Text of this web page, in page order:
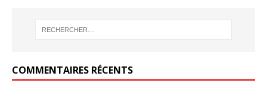
COMMENTAIRES RÉCENTS